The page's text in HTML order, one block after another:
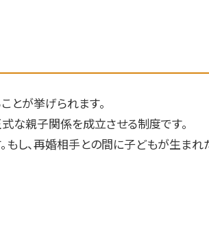
とが挙げられます。
な親子関係を成立させる制度です。
し、再婚相手との間に子どもが生ま